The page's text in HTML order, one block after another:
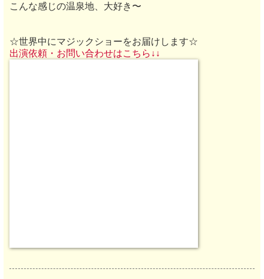
こんな感じの温泉地、大好き〜
☆世界中にマジックショーをお届けします☆
出演依頼・お問い合わせはこちら↓↓